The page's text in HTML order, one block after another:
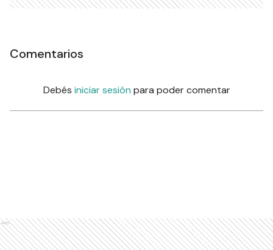
Comentarios
Debés iniciar sesión para poder comentar
Ads